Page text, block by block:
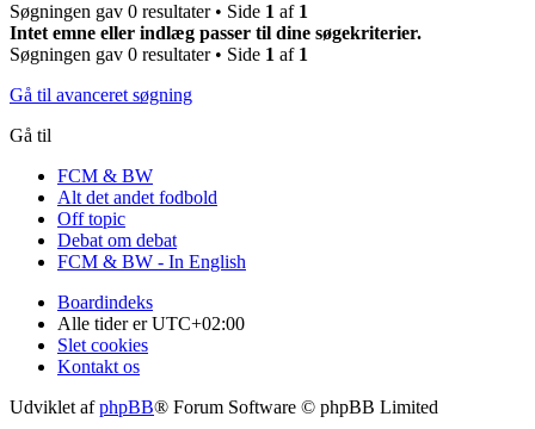
Søgningen gav 0 resultater • Side 1 af 1
Intet emne eller indlæg passer til dine søgekriterier.
Søgningen gav 0 resultater • Side 1 af 1
Gå til avanceret søgning
Gå til
FCM & BW
Alt det andet fodbold
Off topic
Debat om debat
FCM & BW - In English
Boardindeks
Alle tider erUTC+02:00
Slet cookies
Kontakt os
Udviklet afphpBB® Forum Software © phpBB Limited